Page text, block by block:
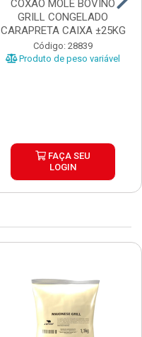
COXAO MOLE BOVINO
GRILL CONGELADO
CARAPRETA CAIXA ±25KG
Código: 28839
Produto de peso variável
FAÇA SEU
LOGIN